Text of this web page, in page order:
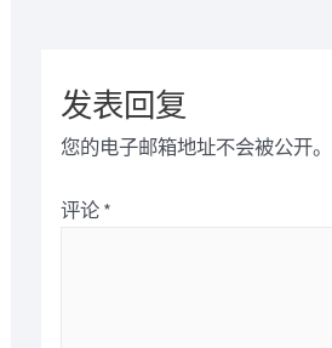
发表回复
您的电子邮箱地址不会被公开。
评论 *